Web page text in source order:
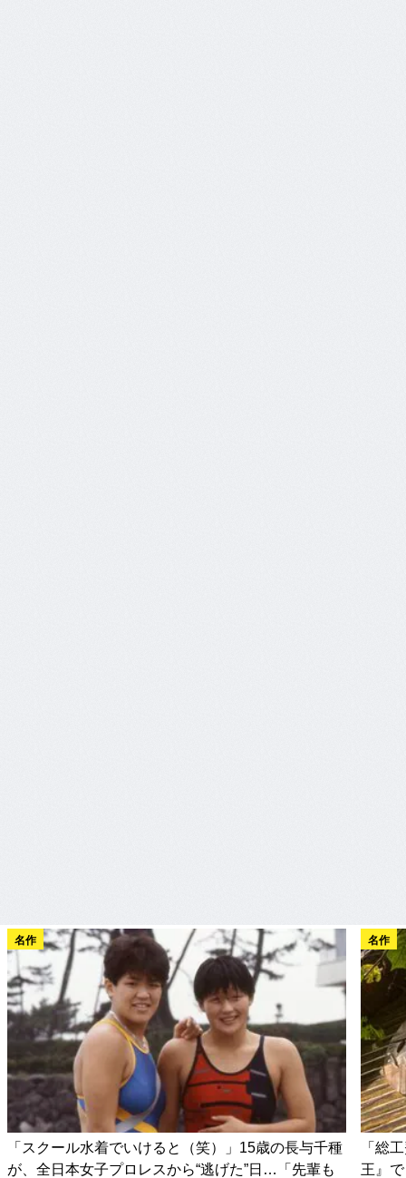
名作
「スクール水着でいけると（笑）」15歳の長与千種
が、全日本女子プロレスから“逃げた”日…「先輩も
名作
「総
王』